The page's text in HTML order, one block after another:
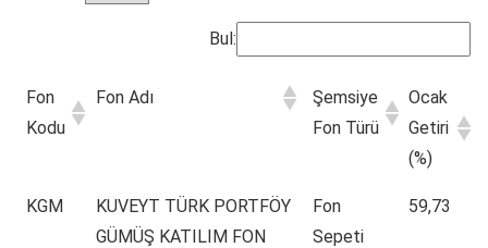
Bul:
Fon
Kodu
Fon Adı
Şemsiye
Fon Türü
Ocak
Getiri
(%)
Fon
Fon Adı
Şemsiye
Fon Türü
Ocak
KGM
KUVEYT TÜRK PORTFÖY
GÜMÜŞ KATILIM FON
Fon
Sepeti
59,73